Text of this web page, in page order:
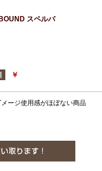
スペルバ
￥
ージ使用感がほぼない商品